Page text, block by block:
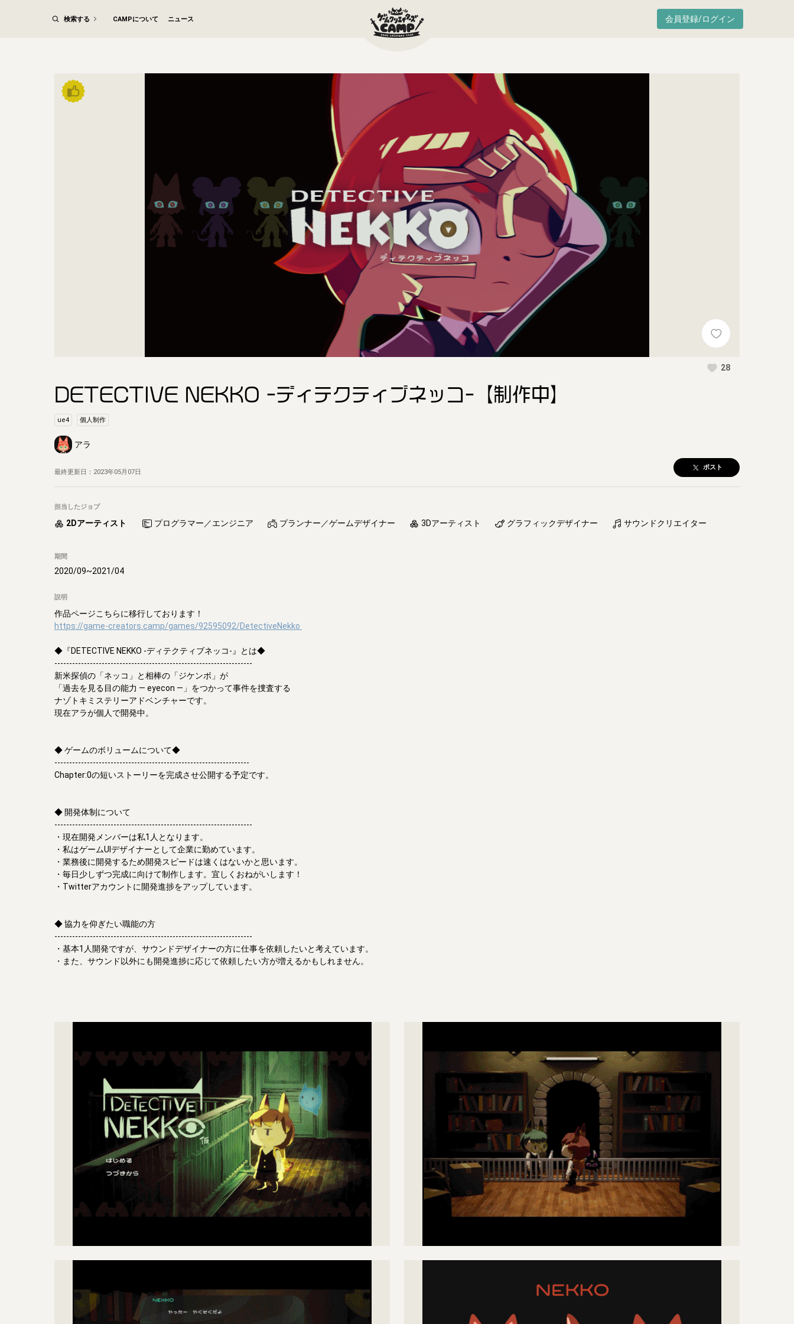
会員登録/ログイン
検索する CAMPについて ニュース
28
DETECTIVE NEKKO -ディテクティブネッコ-【制作中】
ue4 個人制作
アラ
最終更新日： 2023年05月07日
ポスト
担当したジョブ
2Dアーティスト プログラマー／エンジニア プランナー／ゲームデザイナー 3Dアーティスト グラフィックデザイナー サウンドクリエイター
期間
2020/09~2021/04
説明
https://game-creators.camp/games/92595092/DetectiveNekko
◆『DETECTIVE NEKKO -ディテクティブネッコ-』とは◆
-------------------------------------------------------------------
新米探偵の「ネッコ」と相棒の「ジケンボ」が
「過去を見る目の能力 ― eyecon ―」をつかって事件を捜査する
ナゾトキミステリーアドベンチャーです。
現在アラが個人で開発中。
◆ ゲームのボリュームについて◆
------------------------------------------------------------------
Chapter:0の短いストーリーを完成させ公開する予定です。
◆ 開発体制について
-------------------------------------------------------------------
・現在開発メンバーは私1人となります。
・私はゲームUIデザイナーとして企業に勤めています。
・業務後に開発するため開発スピードは速くはないかと思います。
・毎日少しずつ完成に向けて制作します。宜しくおねがいします！
・Twitterアカウントに開発進捗をアップしています。
◆ 協力を仰ぎたい職能の方
-------------------------------------------------------------------
・基本1人開発ですが、サウンドデザイナーの方に仕事を依頼したいと考えています。